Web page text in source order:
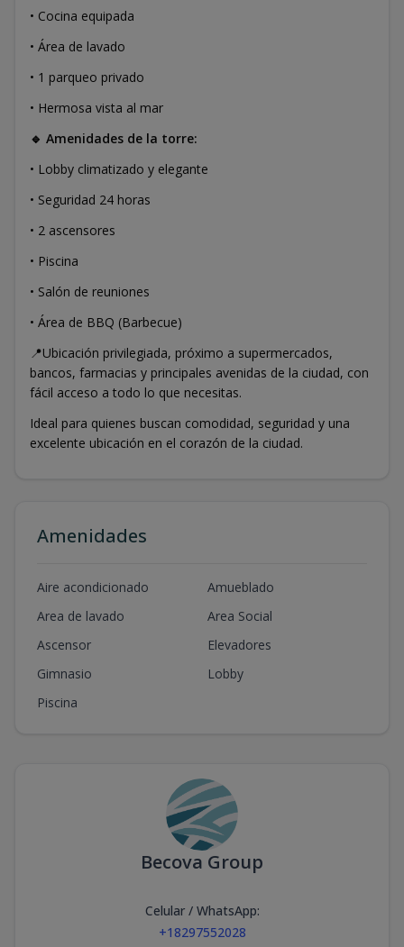
• Cocina equipada
• Área de lavado
• 1 parqueo privado
• Hermosa vista al mar
🔹 Amenidades de la torre:
• Lobby climatizado y elegante
• Seguridad 24 horas
• 2 ascensores
• Piscina
• Salón de reuniones
• Área de BBQ (Barbecue)
📍Ubicación privilegiada, próximo a supermercados,
bancos, farmacias y principales avenidas de la ciudad, con
fácil acceso a todo lo que necesitas.
Ideal para quienes buscan comodidad, seguridad y una
excelente ubicación en el corazón de la ciudad.
Amenidades
Aire acondicionado
Amueblado
Area de lavado
Area Social
Ascensor
Elevadores
Gimnasio
Lobby
Piscina
Becova Group
Celular / WhatsApp:
+18297552028